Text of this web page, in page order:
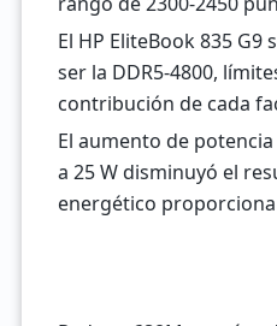
El HP EliteBook 835
ser la DDR5-4800,
contribución de cada
El aumento de
a 25 W disminuyó el
energético